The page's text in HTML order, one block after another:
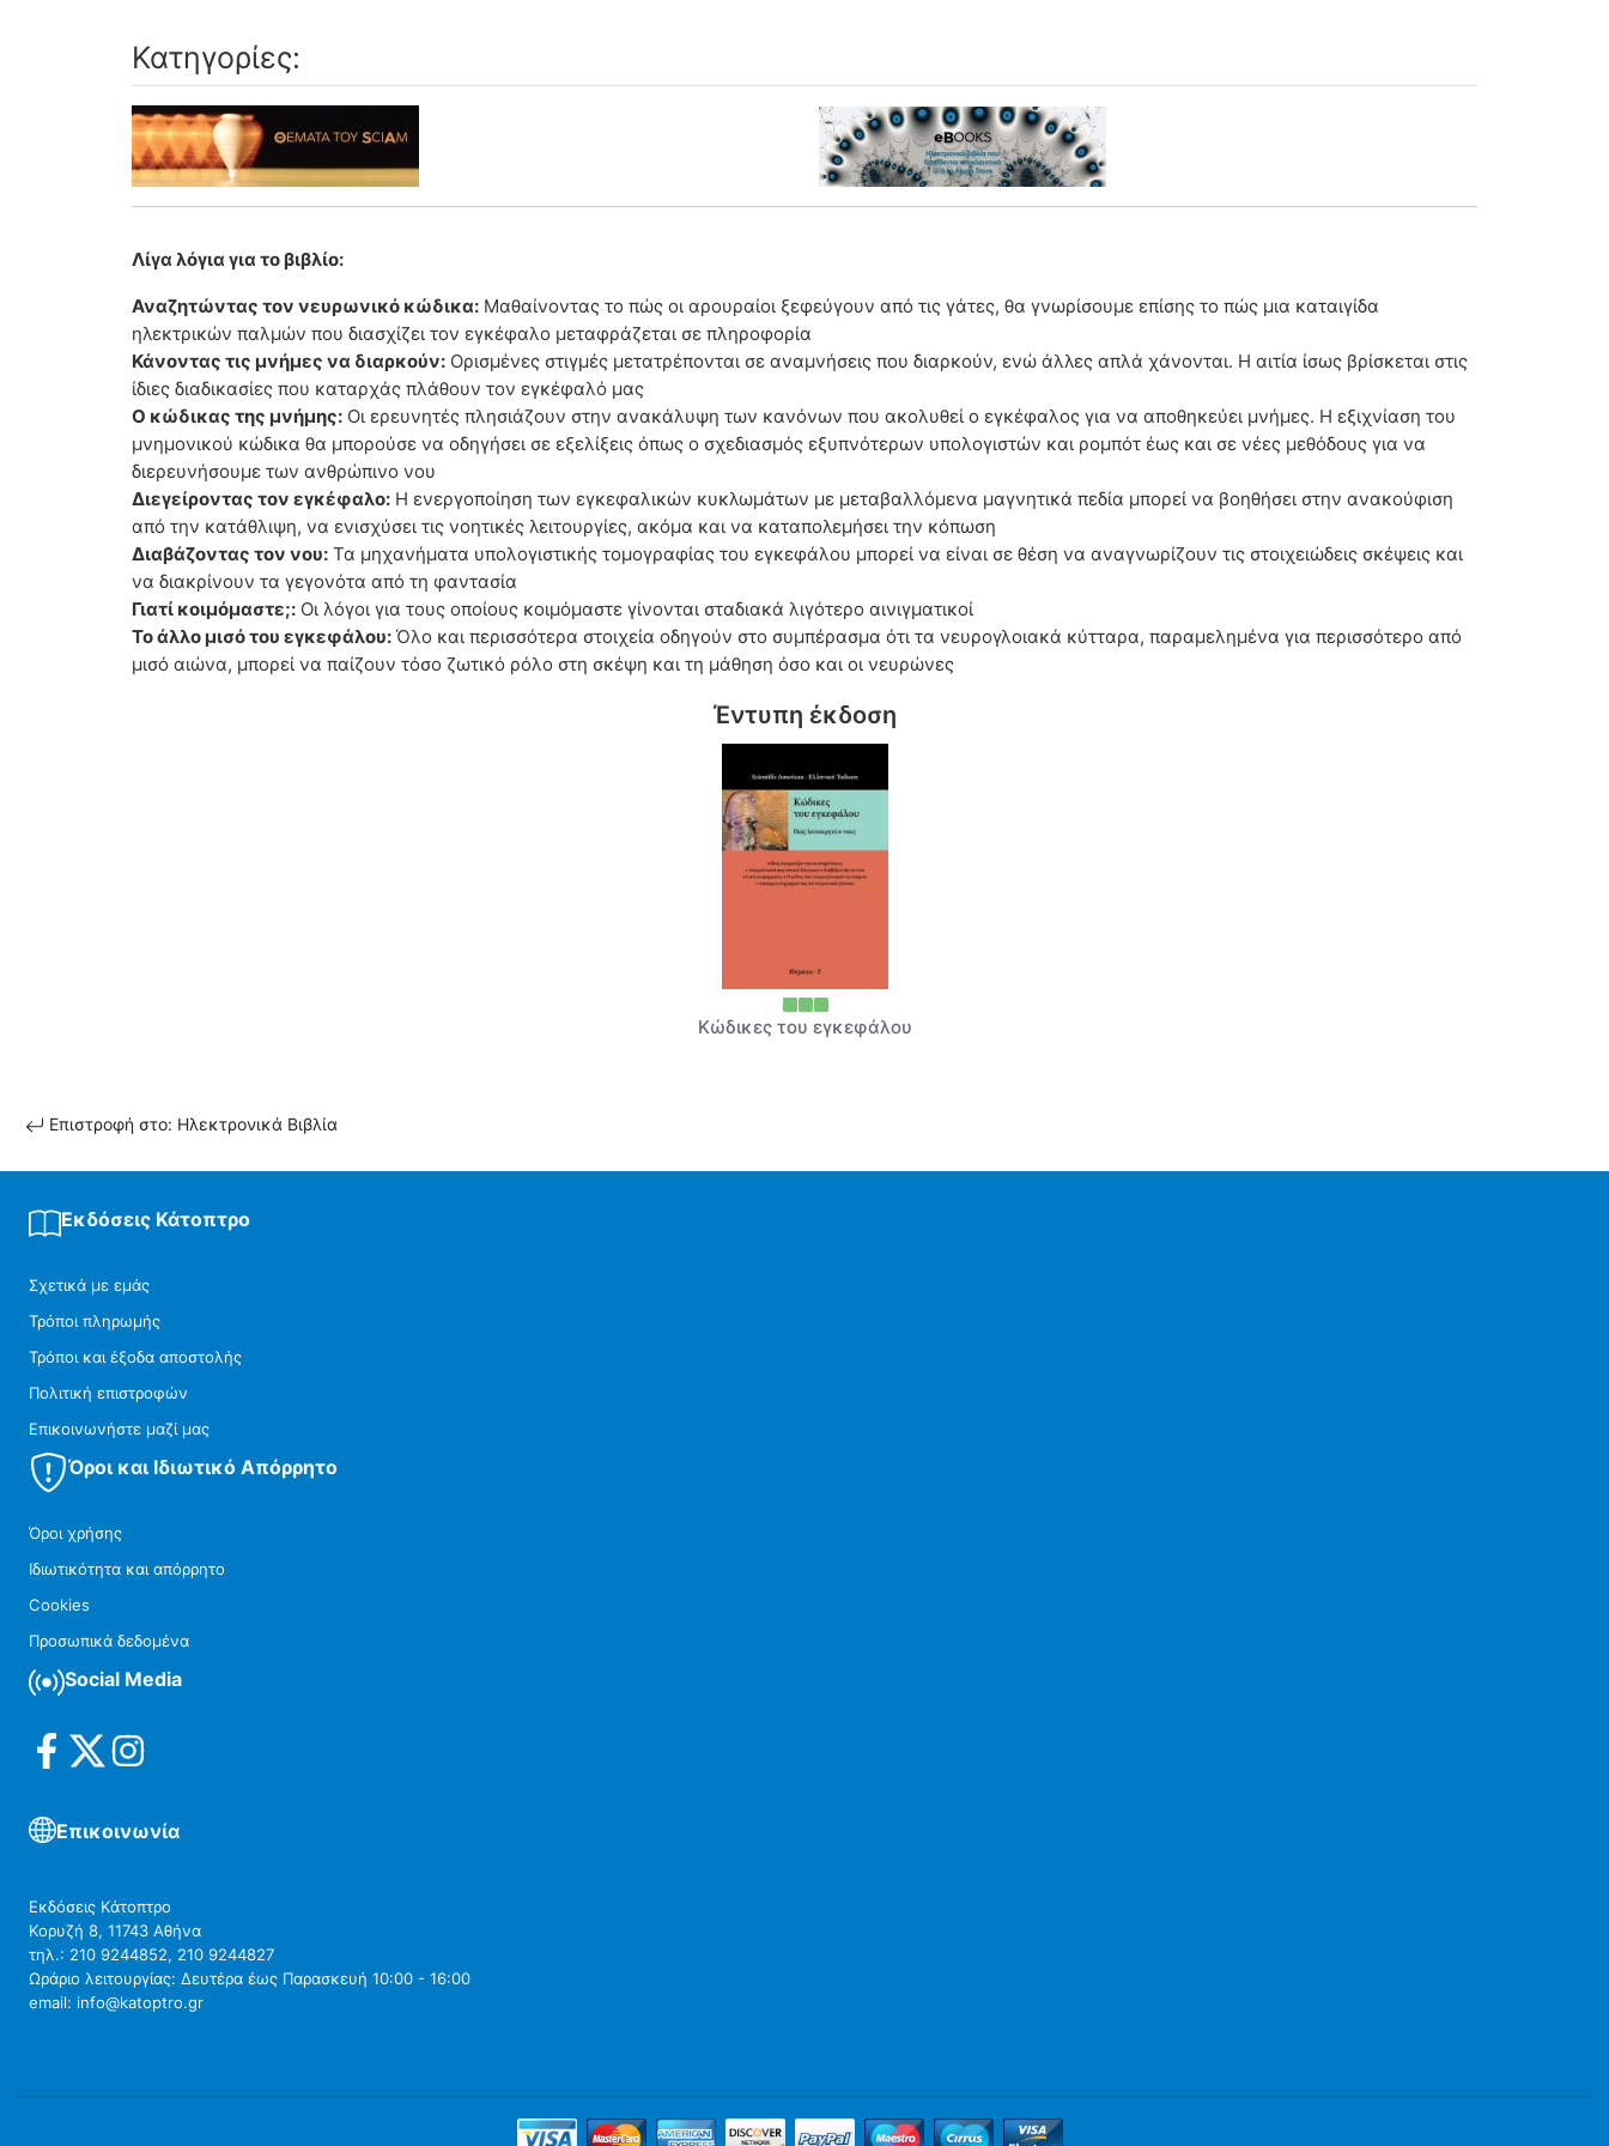
Κατηγορίες:
Λίγα λόγια για το βιβλίο:
Αναζητώντας τον νευρωνικό κώδικα: Μαθαίνοντας το πώς οι αρουραίοι ξεφεύγουν από τις γάτες, θα γνωρίσουμε επίσης το πώς μια καταιγίδα
ηλεκτρικών παλμών που διασχίζει τον εγκέφαλο μεταφράζεται σε πληροφορία
Κάνοντας τις μνήμες να διαρκούν: Ορισμένες στιγμές μετατρέπονται σε αναμνήσεις που διαρκούν, ενώ άλλες απλά χάνονται. Η αιτία ίσως βρίσκεται στις
ίδιες διαδικασίες που καταρχάς πλάθουν τον εγκέφαλό μας
Ο κώδικας της μνήμης: Οι ερευνητές πλησιάζουν στην ανακάλυψη των κανόνων που ακολυθεί ο εγκέφαλος για να αποθηκεύει μνήμες. Η εξιχνίαση του
μνημονικού κώδικα θα μπορούσε να οδηγήσει σε εξελίξεις όπως ο σχεδιασμός εξυπνότερων υπολογιστών και ρομπότ έως και σε νέες μεθόδους για να
διερευνήσουμε των ανθρώπινο νου
Διεγείροντας τον εγκέφαλο: Η ενεργοποίηση των εγκεφαλικών κυκλωμάτων με μεταβαλλόμενα μαγνητικά πεδία μπορεί να βοηθήσει στην ανακούφιση
από την κατάθλιψη, να ενισχύσει τις νοητικές λειτουργίες, ακόμα και να καταπολεμήσει την κόπωση
Διαβάζοντας τον νου: Τα μηχανήματα υπολογιστικής τομογραφίας του εγκεφάλου μπορεί να είναι σε θέση να αναγνωρίζουν τις στοιχειώδεις σκέψεις και
να διακρίνουν τα γεγονότα από τη φαντασία
Γιατί κοιμόμαστε;: Οι λόγοι για τους οποίους κοιμόμαστε γίνονται σταδιακά λιγότερο αινιγματικοί
Το άλλο μισό του εγκεφάλου: Όλο και περισσότερα στοιχεία οδηγούν στο συμπέρασμα ότι τα νευρογλοιακά κύτταρα, παραμελημένα για περισσότερο από
μισό αιώνα, μπορεί να παίζουν τόσο ζωτικό ρόλο στη σκέψη και τη μάθηση όσο και οι νευρώνες
Έντυπη έκδοση
Κώδικες του εγκεφάλου
Επιστροφή στο: Ηλεκτρονικά Βιβλία
Εκδόσεις Κάτοπτρο
Σχετικά με εμάς
Τρόποι πληρωμής
Τρόποι και έξοδα αποστολής
Πολιτική επιστροφών
Επικοινωνήστε μαζί μας
Όροι και Ιδιωτικό Απόρρητο
Όροι χρήσης
Ιδιωτικότητα και απόρρητο
Cookies
Προσωπικά δεδομένα
Social Media
Επικοινωνία
Εκδόσεις Κάτοπτρο
Κορυζή 8, 11743 Αθήνα
τηλ.: 210 9244852, 210 9244827
Ωράριο λειτουργίας: Δευτέρα έως Παρασκευή 10:00 - 16:00
email: info@katoptro.gr